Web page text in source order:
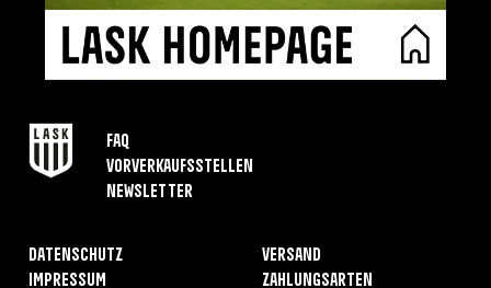
FAQ
Vorverkaufsstellen
Newsletter
Datenschutz
Impressum
Versand
Zahlungsarten